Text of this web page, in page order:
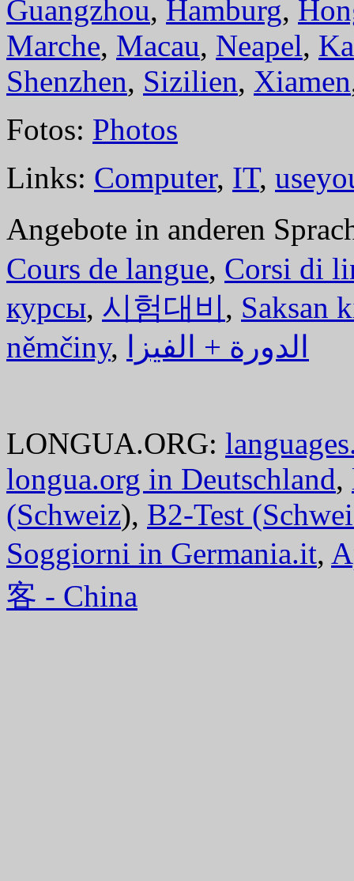
Guangzhou, Hamburg,
Marche, Macau, Neapel,
Shenzhen, Sizilien, Xiamen
Fotos: Photos
Links: Computer, IT,
Angebote in anderen
Cours de langue, Corsi di
курсы, 시험대비, Saksan
němčiny, الدورة + الفيزا
LONGUA.ORG:
longua.org in Deutschland,
(Schweiz), B2-Test
Soggiorni in Germania.it,
客 - China